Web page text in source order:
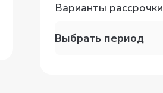
Варианты рассрочки
Выбрать период